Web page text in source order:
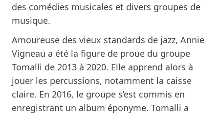
des comédies musicales et divers groupes de
musique.
Amoureuse des vieux standards de jazz, Annie
Vigneau a été la figure de proue du groupe
Tomalli de 2013 à 2020. Elle apprend alors à
jouer les percussions, notamment la caisse
claire. En 2016, le groupe s’est commis en
enregistrant un album éponyme. Tomalli a